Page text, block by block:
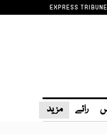
EXPRESS TRIBUNE
رائے مزید